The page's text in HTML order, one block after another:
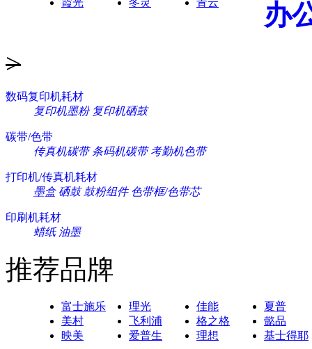
霞光
冬灵 青云 办
>
数码复印机耗材
复印机墨粉 复印机硒鼓
碳带/色带
传真机碳带 条码机碳带 考勤机色带
打印机/传真机耗材
墨盒 硒鼓 鼓粉组件 色带框/色带芯
印刷机耗材
蜡纸 油墨
推荐品牌
富士施乐 理光 佳能
夏普
美村
飞利浦 格之格
懿品
映美
爱普生 理想 基士得耶